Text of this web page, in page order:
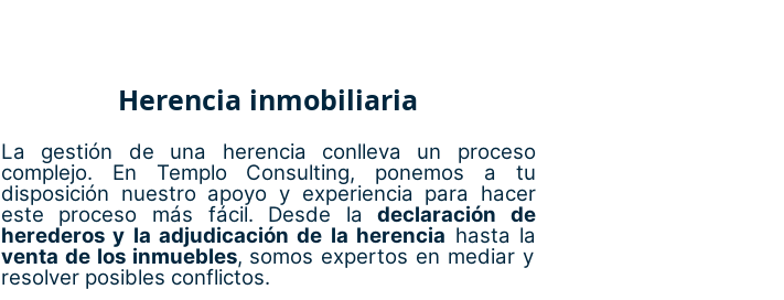
Herencia inmobiliaria
La gestión de una herencia conlleva un proceso
complejo. En Templo Consulting, ponemos a tu
disposición nuestro apoyo y experiencia para hacer
este proceso más fácil. Desde ladeclaración de
herederos y la adjudicación de la herencia hasta la
venta de los inmuebles, somos expertos en mediar y
resolver posibles conflictos.